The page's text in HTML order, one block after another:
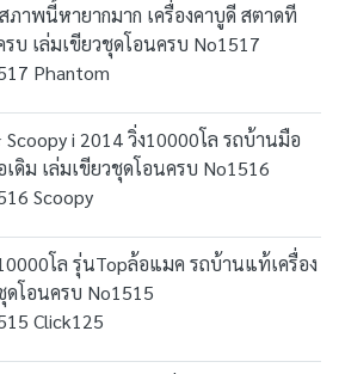
ภาพนี้หายากมาก เครื่องคาบูดี สตาดที
บ เล่มเขียวชุดโอนครบ No1517
Phantom
Scoopy i 2014 วิ่ง10000โล รถบ้านมือ
เดิม เล่มเขียวชุดโอนครบ No1516
Scoopy
โล รุ่นTopล้อแมค รถบ้านแท้เครื่อง
โอนครบ No1515
Click125